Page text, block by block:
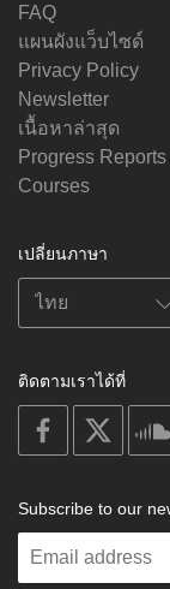
FAQ
แผนผังแว็บไซด์
Privacy Policy
Newsletter
เนื้อหาล่าสุด
Progress Reports
Courses
เปลี่ยนภาษา
ติดตามเราได้ที่
on
facebook
Subscribe to our
Enter